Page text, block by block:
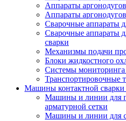
Аппараты
Аппараты
Сварочные аппараты
Сварочные аппараты
сварки
Механизмы подачи
Блоки жидкостного
Системы мониторинга
Транспортировочные
Машины контактной сварки
Машины и линии для
арматурной сетки
Машины и линии для